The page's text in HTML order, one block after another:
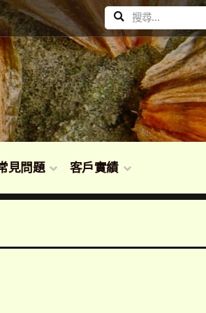
見問題 客戶實績